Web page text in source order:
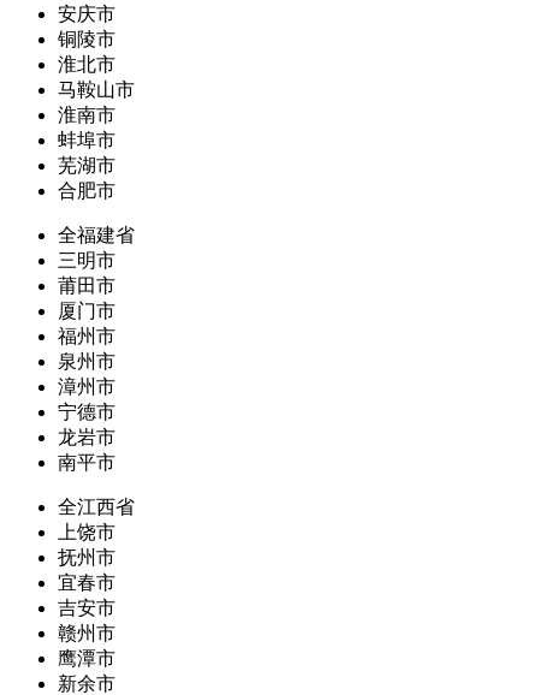
安庆市
铜陵市
淮北市
马鞍山市
淮南市
蚌埠市
芜湖市
合肥市
全福建省
三明市
莆田市
厦门市
福州市
泉州市
漳州市
宁德市
龙岩市
南平市
全江西省
上饶市
抚州市
宜春市
吉安市
赣州市
鹰潭市
新余市